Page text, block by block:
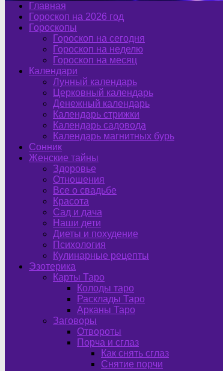
Главная
Гороскоп на 2026 год
Гороскопы
Гороскоп на сегодня
Гороскоп на неделю
Гороскоп на месяц
Календари
Лунный календарь
Церковный календарь
Денежный календарь
Календарь стрижки
Календарь садовода
Календарь магнитных бурь
Сонник
Женские тайны
Здоровье
Отношения
Все о свадьбе
Красота
Сад и дача
Наши дети
Диеты и похудение
Психология
Кулинарные рецепты
Эзотерика
Карты Таро
Колоды таро
Расклады Таро
Арканы Таро
Заговоры
Отвороты
Порча и сглаз
Как снять сглаз
Снятие порчи